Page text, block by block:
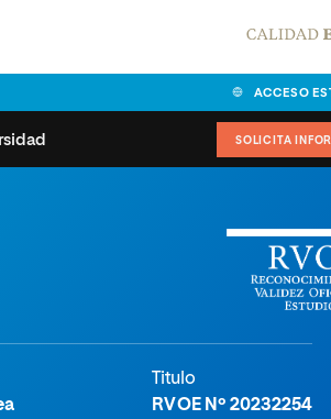
ACCESO
Normas de funcionamiento
Claustro
SOLICITA
Titulo
RVOE Nº 20232254